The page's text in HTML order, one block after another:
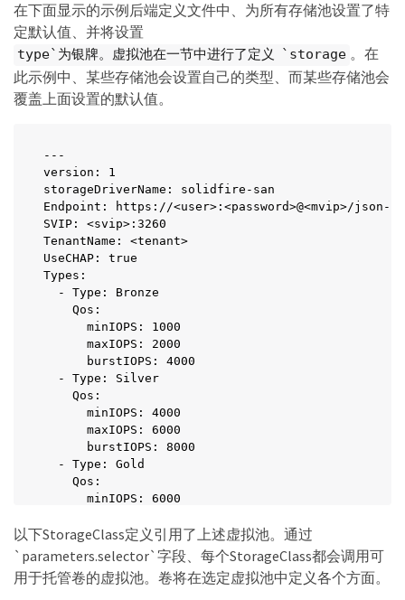
在下面显示的示例后端定义文件中、为所有存储池设置了特
定默认值、并将设置
type`为银牌。虚拟池在一节中进行了定义 `storage 。在
此示例中、某些存储池会设置自己的类型、而某些存储池会
覆盖上面设置的默认值。
---
version: 1
storageDriverName: solidfire-san
Endpoint: https://<user>:<password>@<mvip>/json-
SVIP: <svip>:3260
TenantName: <tenant>
UseCHAP: true
Types:
  - Type: Bronze
    Qos:
      minIOPS: 1000
      maxIOPS: 2000
      burstIOPS: 4000
  - Type: Silver
    Qos:
      minIOPS: 4000
      maxIOPS: 6000
      burstIOPS: 8000
  - Type: Gold
    Qos:
      minIOPS: 6000
      burstIOPS: 10000
type: Silver
  store: solidfire
以下StorageClass定义引用了上述虚拟池。通过
`parameters.selector`字段、每个StorageClass都会调用可
用于托管卷的虚拟池。卷将在选定虚拟池中定义各个方面。